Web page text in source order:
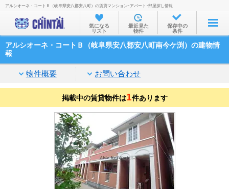
お部屋を探す
沿線・駅から
家賃相場から
通勤通学時間から
物件特集から
不動産会社から
TOP
アルシオーネ・コートＢ（岐阜県安八郡安八町）の賃貸マンション･アパート･部屋探し情報
気になる
リスト
最近見た
物件
保存中の
条件
アルシオーネ・コートＢ（岐阜県安八郡安八町南今ケ渕）の建物情
報
物件概要 お問い合わせ
掲載中の賃貸物件は1件あります